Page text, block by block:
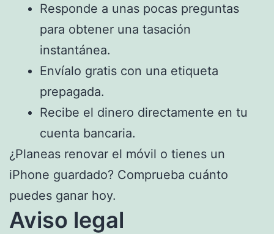
Responde a unas pocas preguntas
para obtener una tasación
instantánea.
Envíalo gratis con una etiqueta
prepagada.
Recibe el dinero directamente en tu
cuenta bancaria.
¿Planeas renovar el móvil o tienes un
iPhone guardado? Comprueba cuánto
puedes ganar hoy.
Aviso legal